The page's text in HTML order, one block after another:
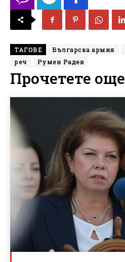
ТАГОВЕ Българска армия
реч
Румен Радев
Прочетете още